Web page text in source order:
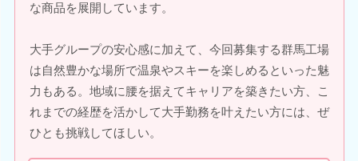
な商品を展開しています。
大手グループの安心感に加えて、今回募集する群馬工場
は自然豊かな場所で温泉やスキーを楽しめるといった魅
力もある。地域に腰を据えてキャリアを築きたい方、こ
れまでの経歴を活かして大手勤務を叶えたい方には、ぜ
ひとも挑戦してほしい。